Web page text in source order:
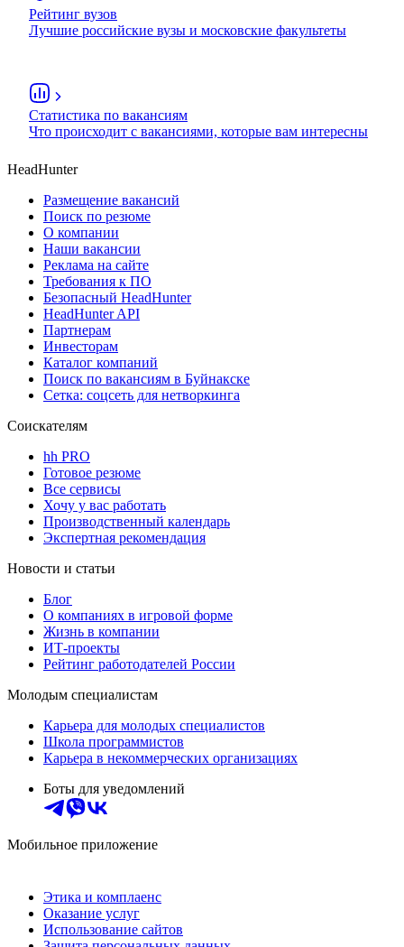
Рейтинг вузов
Лучшие российские вузы и московские факультеты
Статистика по вакансиям
Что происходит с вакансиями, которые вам интересны
HeadHunter
Размещение вакансий
Поиск по резюме
О компании
Наши вакансии
Реклама на сайте
Требования к ПО
Безопасный HeadHunter
HeadHunter API
Партнерам
Инвесторам
Каталог компаний
Поиск по вакансиям в Буйнакске
Сетка: соцсеть для нетворкинга
Соискателям
hh PRO
Готовое резюме
Все сервисы
Хочу у вас работать
Производственный календарь
Экспертная рекомендация
Новости и статьи
Блог
О компаниях в игровой форме
Жизнь в компании
ИТ-проекты
Рейтинг работодателей России
Молодым специалистам
Карьера для молодых специалистов
Школа программистов
Карьера в некоммерческих организациях
Боты для уведомлений
Мобильное приложение
Этика и комплаенс
Оказание услуг
Использование сайтов